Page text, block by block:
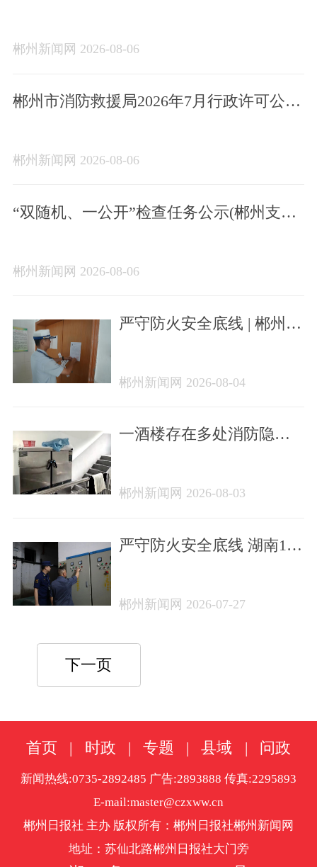
郴州新闻网 2026-08-06
郴州市消防救援局2026年7月行政许可公示
郴州新闻网 2026-08-06
“双随机、一公开”检查任务公示(郴州支队
郴州新闻网 2026-08-06
严守防火安全底线 | 郴州一
郴州新闻网 2026-08-04
一酒楼存在多处消防隐患
郴州新闻网 2026-08-03
严守防火安全底线 湖南14
郴州新闻网 2026-07-27
下一页
首页 | 时政 | 专题 | 县域 | 问政
新闻热线:0735-2892485 广告:2893888 传真:2295893
E-mail:master@czxww.cn
郴州日报社 主办 版权所有：郴州日报社郴州新闻网
地址：苏仙北路郴州日报社大门旁